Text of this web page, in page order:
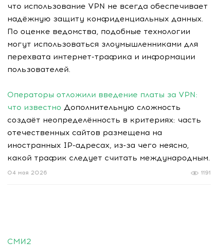
что использование VPN не всегда обеспечивает
надёжную защиту конфиденциальных данных.
По оценке ведомства, подобные технологии
могут использоваться злоумышленниками для
перехвата интернет-трафика и информации
пользователей.
Операторы отложили введение платы за VPN:
что известно Дополнительную сложность
создаёт неопределённость в критериях: часть
отечественных сайтов размещена на
иностранных IP-адресах, из-за чего неясно,
какой трафик следует считать международным.
1191
04 мая 2026
СМИ2